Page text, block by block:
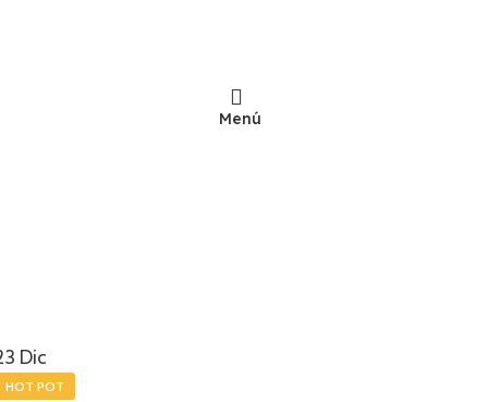
Menú
Dic
HOT POT